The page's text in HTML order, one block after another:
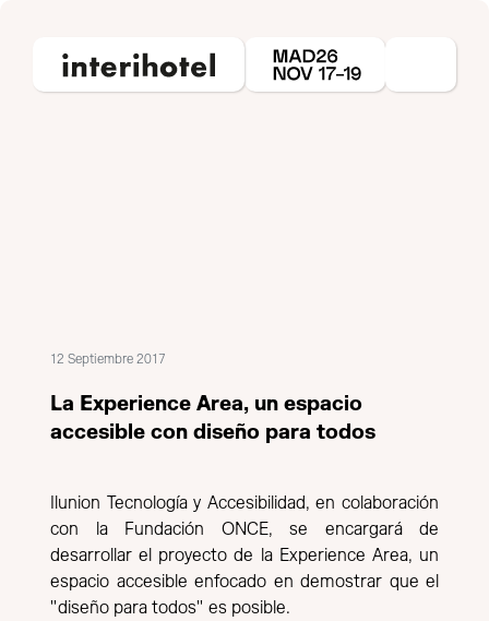
12 Septiembre 2017
La Experience Area, un espacio
accesible con diseño para todos
Ilunion Tecnología y Accesibilidad, en colaboración
con la Fundación ONCE, se encargará de
desarrollar el proyecto de la Experience Area, un
espacio accesible enfocado en demostrar que el
"diseño para todos" es posible.